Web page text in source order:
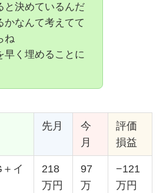
と決めているんだ
かなんて考えてて
ね
早く埋めることに
先月
今
月
評価
損益
イ
218
万円
97
万
−121
万円